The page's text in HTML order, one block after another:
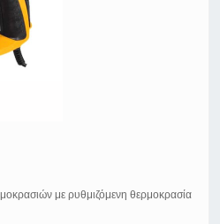
με ρυθμιζόμενη θερμοκρασία